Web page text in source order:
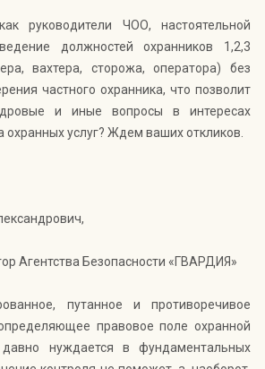
руководители ЧОО, настоятельной
должностей охранников 1,2,3
вахтера, сторожа, оператора) без
частного охранника, что позволит
и иные вопросы в интересах
услуг? Ждем ваших откликов.
Агентства Безопасности «ГВАРДИЯ»
путанное и противоречивое
правовое поле охранной
нуждается в фундаментальных